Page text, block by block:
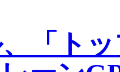
「ト